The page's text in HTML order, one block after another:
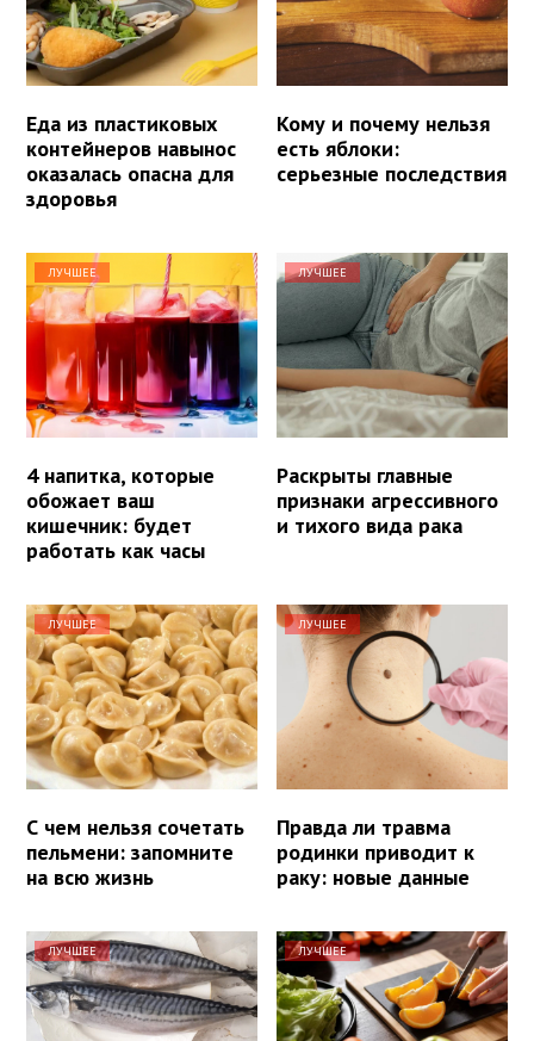
Еда из пластиковых
контейнеров навынос
оказалась опасна для
здоровья
Кому и почему нельзя
есть яблоки:
серьезные последствия
ЛУЧШЕЕ
4 напитка, которые
обожает ваш
кишечник: будет
работать как часы
ЛУЧШЕЕ
Раскрыты главные
признаки агрессивного
и тихого вида рака
ЛУЧШЕЕ
С чем нельзя сочетать
пельмени: запомните
на всю жизнь
ЛУЧШЕЕ
Правда ли травма
родинки приводит к
раку: новые данные
ЛУЧШЕЕ ЛУЧШЕЕ